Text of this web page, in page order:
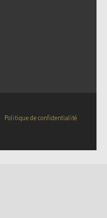
Politique de confidentialité